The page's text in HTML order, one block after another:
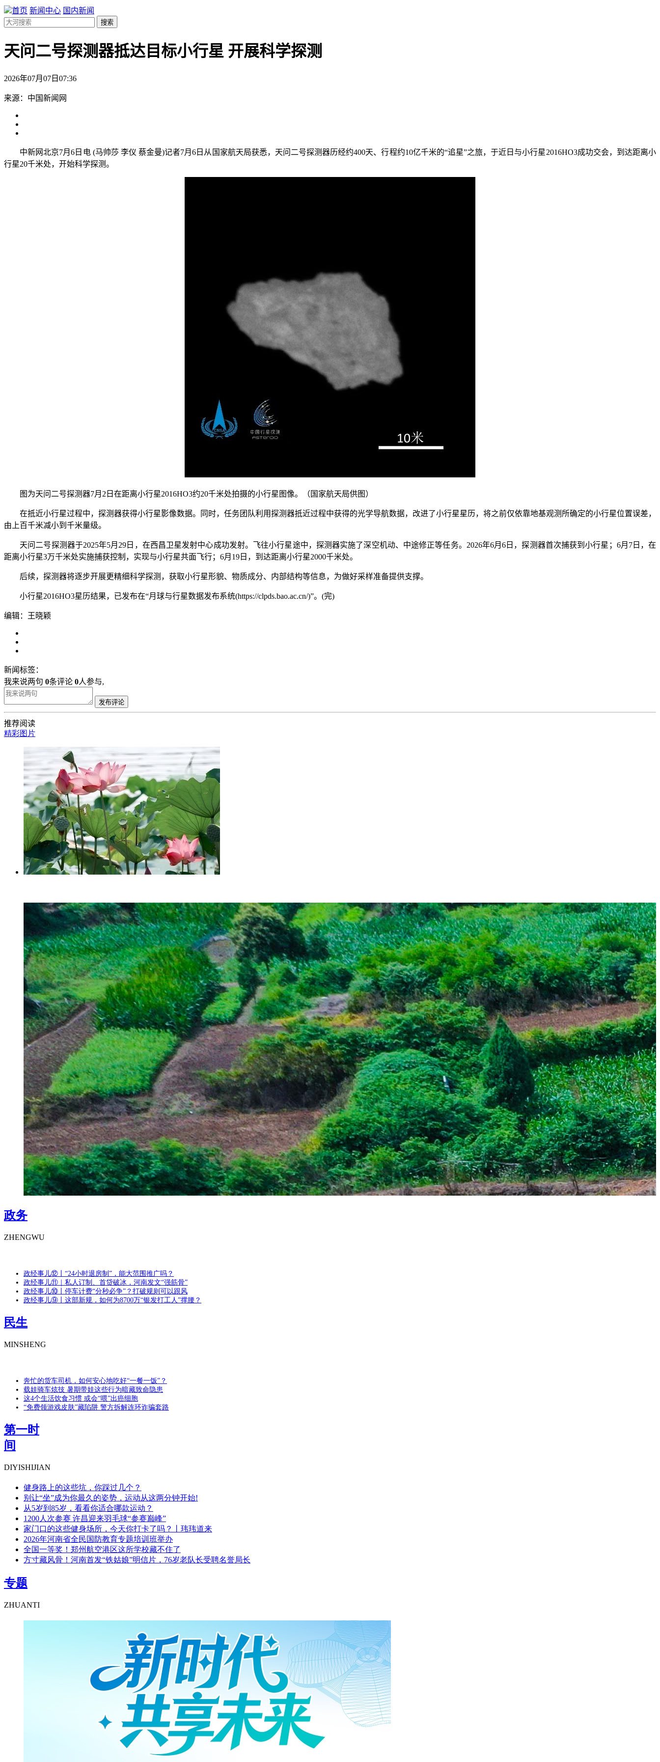
首页 新闻中心 国内新闻
搜索
天问二号探测器抵达目标小行星 开展科学探测
2026年07月07日07:36
来源：中国新闻网
中新网北京7月6日电 (马帅莎 李仪 蔡金曼)记者7月6日从国家航天局获悉，天问二号探测器历经约400天、行程约10亿千米的“追星”之旅，于近日与小行星2016HO3成功交会，到达距离小
行星20千米处，开始科学探测。
图为天问二号探测器7月2日在距离小行星2016HO3约20千米处拍摄的小行星图像。（国家航天局供图）
在抵近小行星过程中，探测器获得小行星影像数据。同时，任务团队利用探测器抵近过程中获得的光学导航数据，改进了小行星星历，将之前仅依靠地基观测所确定的小行星位置误差，
由上百千米减小到千米量级。
天问二号探测器于2025年5月29日，在西昌卫星发射中心成功发射。飞往小行星途中，探测器实施了深空机动、中途修正等任务。2026年6月6日，探测器首次捕获到小行星；6月7日，在
距离小行星3万千米处实施捕获控制，实现与小行星共面飞行；6月19日，到达距离小行星2000千米处。
后续，探测器将逐步开展更精细科学探测，获取小行星形貌、物质成分、内部结构等信息，为做好采样准备提供支撑。
小行星2016HO3星历结果，已发布在“月球与行星数据发布系统(https://clpds.bao.ac.cn/)”。(完)
编辑：王晓颖
新闻标签：
我来说两句 0条评论 0人参与,
发布评论
推荐阅读